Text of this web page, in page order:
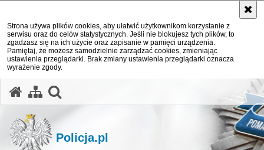
Strona używa plików cookies, aby ułatwić użytkownikom korzystanie z
serwisu oraz do celów statystycznych. Jeśli nie blokujesz tych plików, to
zgadzasz się na ich użycie oraz zapisanie w pamięci urządzenia.
Pamiętaj, że możesz samodzielnie zarządzać cookies, zmieniając
ustawienia przeglądarki. Brak zmiany ustawienia przeglądarki oznacza
wyrażenie zgody.
Policja.pl